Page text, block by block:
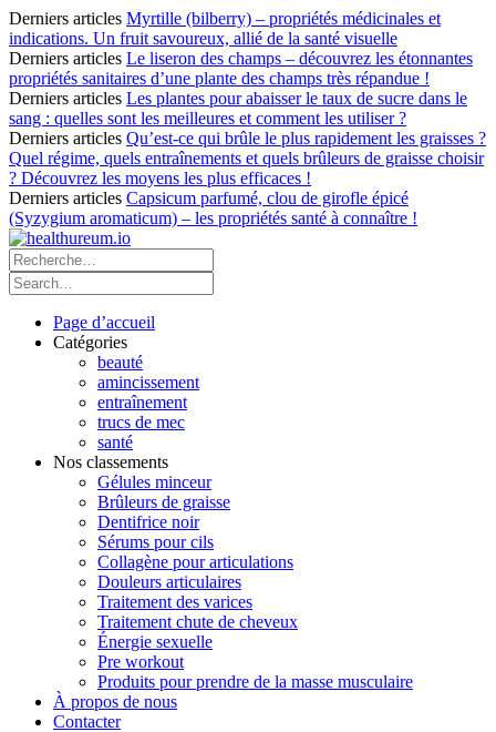
Derniers articles Myrtille (bilberry) – propriétés médicinales et
indications. Un fruit savoureux, allié de la santé visuelle
Derniers articles Le liseron des champs – découvrez les étonnantes
propriétés sanitaires d’une plante des champs très répandue !
Derniers articles Les plantes pour abaisser le taux de sucre dans le
sang : quelles sont les meilleures et comment les utiliser ?
Derniers articles Qu’est-ce qui brûle le plus rapidement les graisses ?
Quel régime, quels entraînements et quels brûleurs de graisse choisir
? Découvrez les moyens les plus efficaces !
Derniers articles Capsicum parfumé, clou de girofle épicé
(Syzygium aromaticum) – les propriétés santé à connaître !
Page d’accueil
Catégories
beauté
amincissement
entraînement
trucs de mec
santé
Nos classements
Gélules minceur
Brûleurs de graisse
Dentifrice noir
Sérums pour cils
Collagène pour articulations
Douleurs articulaires
Traitement des varices
Traitement chute de cheveux
Énergie sexuelle
Pre workout
Produits pour prendre de la masse musculaire
À propos de nous
Contacter